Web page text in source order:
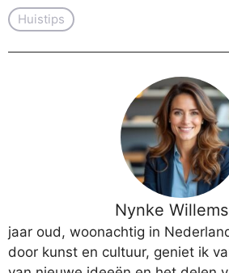
Huistips
Nynke
jaar oud, woonachtig in
door kunst en cultuur, geniet ik